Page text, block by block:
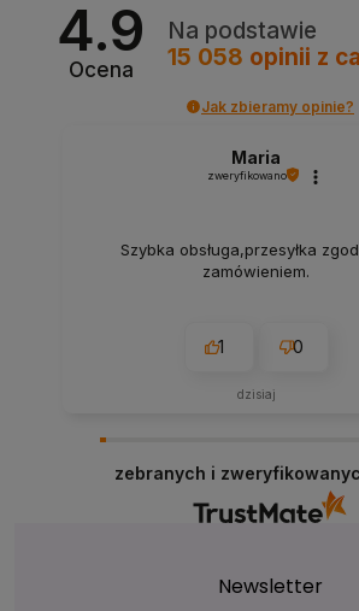
4.9
Ocena
Na podstawie
15 058 opinii z
Jak zbieramy opinie?
Maria
zweryfikowano
Szybka obsługa,przesyłka
zamówieniem.
1 0
dzisiaj
zebranych i
Newsletter